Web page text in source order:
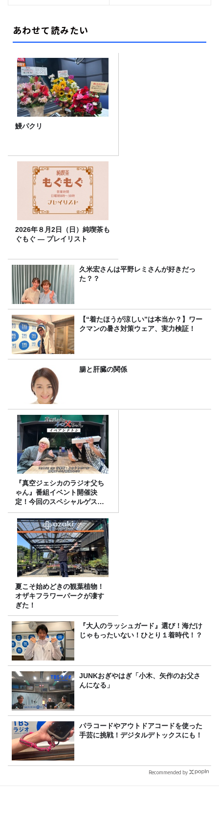
あわせて読みたい
鰻パクリ
2026年８月2日（日）純喫茶も
ぐもぐ ― プレイリスト
久米宏さんは平野レミさんが好きだっ
た？？
【“着たほうが涼しい”は本当か？】ワー
クマンの暑さ対策ウェア、実力検証！
腸と肝臓の関係
『真空ジェシカのラジオ父ち
ゃん』番組イベント開催決
定！今回のスペシャルゲスト
は、タカアンドトシ！
夏こそ始めどきの観葉植物！
オザキフラワーパークが凄す
ぎた！
『大人のラッシュガード』選び！海だけ
じゃもったいない！ひとり１着時代！？
JUNKおぎやはぎ「小木、矢作のお父さ
んになる」
パラコードやアウトドアコードを使った
手芸に挑戦！デジタルデトックスにも！
Recommended by